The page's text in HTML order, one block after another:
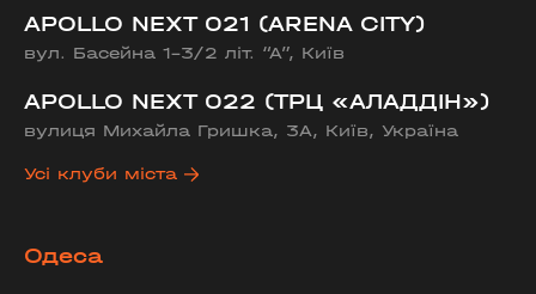
APOLLO NEXT 021 (ARENA CITY)
вул. Басейна 1-3/2 літ. “А”, Київ
APOLLO NEXT 022 (ТРЦ «АЛАДДІН»)
вулиця Михайла Гришка, 3А, Київ, Україна
Усі клуби міста
Одеса